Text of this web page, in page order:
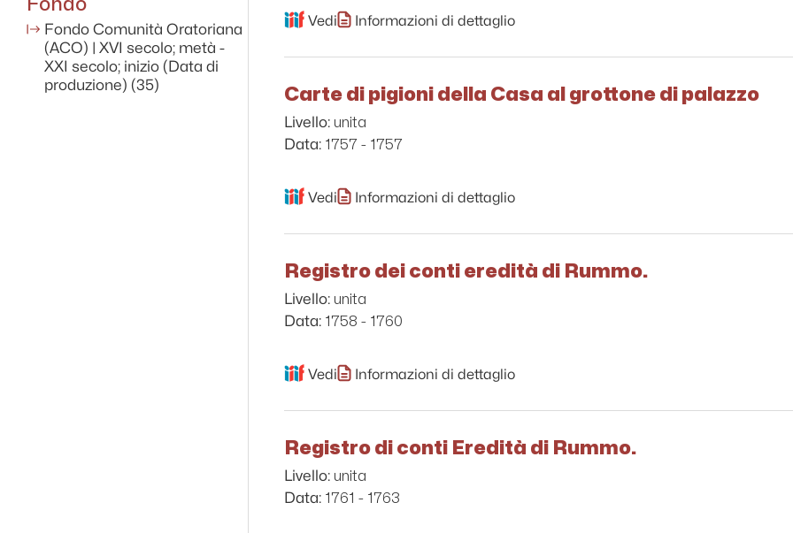
Fondo Comunità Oratoriana
(ACO) | XVI secolo; metà -
XXI secolo; inizio (Data di
produzione) (35)
Vedi Informazioni di dettaglio
Carte di pigioni della Casa al grottone di palazzo
Livello: unita
Data: 1757 - 1757
Vedi Informazioni di dettaglio
Registro dei conti eredità di Rummo.
Livello: unita
Data: 1758 - 1760
Vedi Informazioni di dettaglio
Registro di conti Eredità di Rummo.
Livello: unita
Data: 1761 - 1763